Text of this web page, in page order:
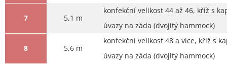
7 5,1 m
konfekční velikost 44 až 46, kříž s
úvazy na záda (dvojitý hammock)
8 5,6 m
konfekční velikost 48 a více, kříž s
úvazy na záda (dvojitý hammock)